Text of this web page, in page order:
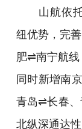
山航依托
纽优势，完
肥⇌南宁航线
同时新增南
青岛⇌长春
北纵深通达